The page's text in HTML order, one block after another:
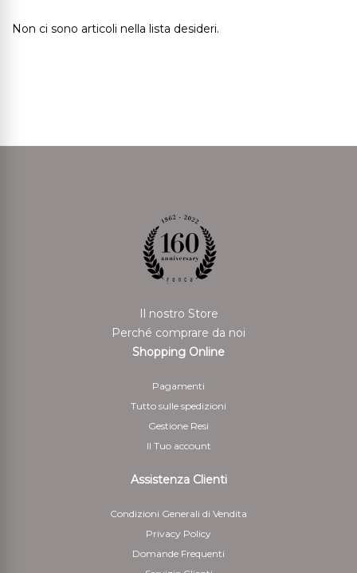
Non ci sono articoli nella lista desideri.
Il nostro Store
Perché comprare da noi
Shopping Online
Pagamenti
Tutto sulle spedizioni
Gestione Resi
Il Tuo account
Assistenza Clienti
Condizioni Generali di Vendita
Privacy Policy
Domande Frequenti